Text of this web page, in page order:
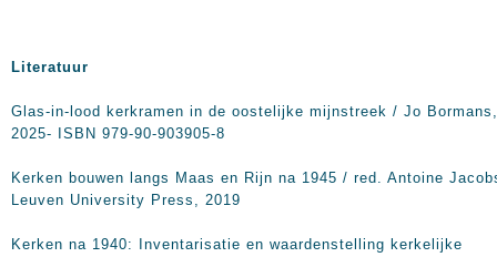
Literatuur
Glas-in-lood kerkramen in de oostelijke mijnstreek / Jo Bormans,
2025- ISBN 979-90-903905-8
Kerken bouwen langs Maas en Rijn na 1945 / red. Antoine
Leuven University Press, 2019
Kerken na 1940: Inventarisatie en waardenstelling kerkelijke